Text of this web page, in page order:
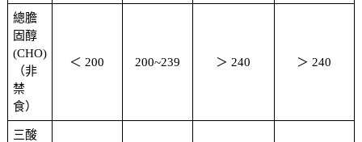
總膽
固醇
(CHO)
（非
禁
食）
＜ 200 200~239 ＞ 240 ＞ 240
三酸